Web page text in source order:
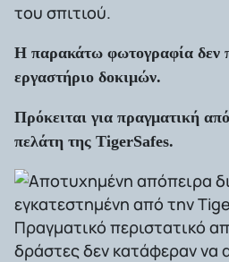
του σπιτιού.
Η παρακάτω φωτογραφία δεν
εργαστήριο δοκιμών.
Πρόκειται για πραγματική
πελάτη της TigerSafes.
Πραγματικό περιστατικό
δράστες δεν κατάφεραν να